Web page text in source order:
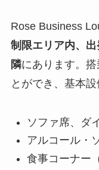
Rose Business
制限エリア内、
隣にあります。
とができ、基本設
ソファ席、ダ
アルコール・
食事コーナー